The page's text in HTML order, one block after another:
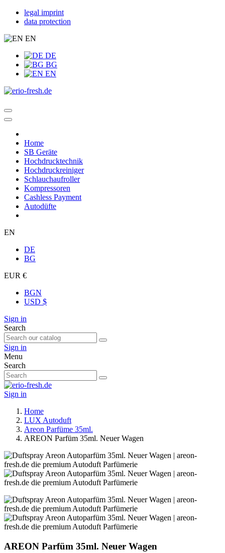
legal imprint
data protection
EN
DE
BG
EN
Home
SB Geräte
Hochdrucktechnik
Hochdruckreiniger
Schlauchaufroller
Kompressoren
Cashless Payment
Autodüfte
EN
DE
BG
EUR €
BGN
USD $
Sign in
Search
Sign in
Menu
Search
Sign in
Home
LUX Autoduft
Areon Parfüme 35ml.
AREON Parfüm 35ml. Neuer Wagen
AREON Parfüm 35ml. Neuer Wagen